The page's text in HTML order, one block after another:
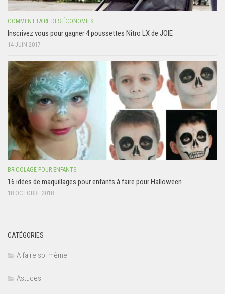
COMMENT FAIRE DES ÉCONOMIES
Inscrivez vous pour gagner 4 poussettes Nitro LX de JOIE
14 JUIN 2017
BRICOLAGE POUR ENFANTS
16 idées de maquillages pour enfants à faire pour Halloween
18 OCTOBRE 2018
CATÉGORIES
A faire soi même
Astuces